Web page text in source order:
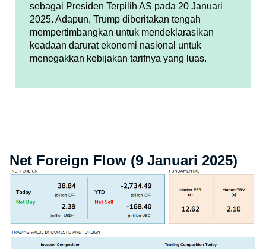
sebagai Presiden Terpilih AS pada 20 Januari
2025. Adapun, Trump diberitakan tengah
mempertimbangkan untuk mendeklarasikan
keadaan darurat ekonomi nasional untuk
menegakkan kebijakan tarifnya yang luas.
Net Foreign Flow (9 Januari 2025)